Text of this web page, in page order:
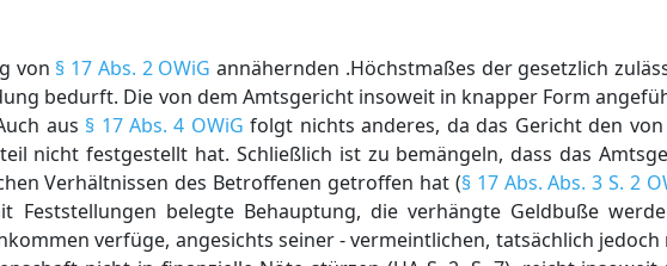
von § 17 Abs. 2 OWiG annähernden .Höchstmaßes der gesetzlich
bedurft. Die von dem Amtsgericht insoweit in knapper Form
aus § 17 Abs. 4 OWiG folgt nichts anderes, da das Gericht den
nicht festgestellt hat. Schließlich ist zu bemängeln, dass das
Verhältnissen des Betroffenen getroffen hat (§ 17 Abs. Abs. 3 S. 2
belegte Behauptung, die verhängte Geldbuße
verfüge, angesichts seiner - vermeintlichen, tatsächlich jedoch